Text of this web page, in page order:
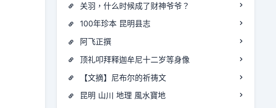
关羽，什么时候成了财神爷爷？
100年珍本 昆明县志
阿飞正撰
顶礼叩拜释迦牟尼十二岁等身像
【文摘】尼布尔的祈祷文
昆明 山川 地理 風水寶地